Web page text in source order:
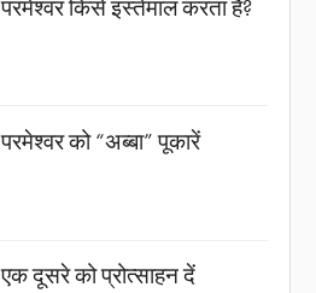
परमेश्वर किसे इस्तेमाल करता है?
परमेश्वर को “अब्बा” पूकारें
एक दूसरे को प्रोत्साहन दें